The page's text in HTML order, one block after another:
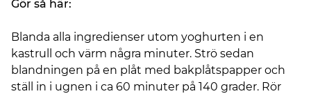
Gör så här:
Blanda alla ingredienser utom yoghurten i en
kastrull och värm några minuter. Strö sedan
blandningen på en plåt med bakplåtspapper och
ställ in i ugnen i ca 60 minuter på 140 grader. Rör